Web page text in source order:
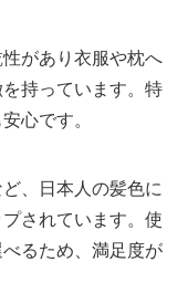
があり衣服や枕へ
持っています。特
心です。
、日本人の髪色に
されています。使
るため、満足度が